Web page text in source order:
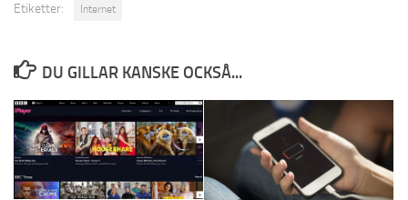
Etiketter: Internet
DU GILLAR KANSKE OCKSÅ...